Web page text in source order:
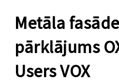
Metāla
pārklājums
Users VOX